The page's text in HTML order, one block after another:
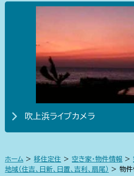
吹上浜ライブカメラ
ホーム > 移住定住 > 空き家・物件情報 >
地域（住吉、日新、日置、吉利、扇尾） > 物件